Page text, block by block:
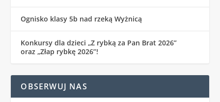
Ognisko klasy 5b nad rzeką Wyżnicą
Konkursy dla dzieci „Z rybką za Pan Brat 2026”
oraz „Złap rybkę 2026”!
OBSERWUJ NAS